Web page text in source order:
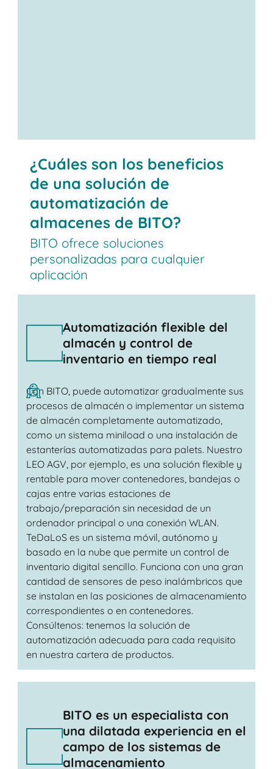
Contáctenos
¿Cuáles son los beneficios
de una solución de
automatización de
almacenes de BITO?
BITO ofrece soluciones
personalizadas para cualquier
aplicación
Automatización flexible del
almacén y control de
inventario en tiempo real
Con BITO, puede automatizar gradualmente sus
procesos de almacén o implementar un sistema
de almacén completamente automatizado,
como un sistema miniload o una instalación de
estanterías automatizadas para palets. Nuestro
LEO AGV, por ejemplo, es una solución flexible y
rentable para mover contenedores, bandejas o
cajas entre varias estaciones de
trabajo/preparación sin necesidad de un
ordenador principal o una conexión WLAN.
TeDaLoS es un sistema móvil, autónomo y
basado en la nube que permite un control de
inventario digital sencillo. Funciona con una gran
cantidad de sensores de peso inalámbricos que
se instalan en las posiciones de almacenamiento
correspondientes o en contenedores.
Consúltenos: tenemos la solución de
automatización adecuada para cada requisito
en nuestra cartera de productos.
BITO es un especialista con
una dilatada experiencia en el
campo de los sistemas de
almacenamiento